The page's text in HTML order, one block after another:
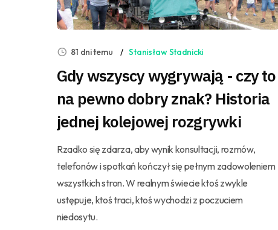
81 dni temu Stanisław Stadnicki
Gdy wszyscy wygrywają - czy to
na pewno dobry znak? Historia
jednej kolejowej rozgrywki
Rzadko się zdarza, aby wynik konsultacji, rozmów,
telefonów i spotkań kończył się pełnym zadowoleniem
wszystkich stron. W realnym świecie ktoś zwykle
ustępuje, ktoś traci, ktoś wychodzi z poczuciem
niedosytu.